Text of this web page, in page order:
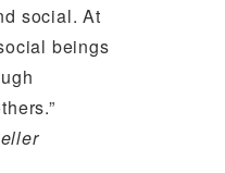
social. At
beings